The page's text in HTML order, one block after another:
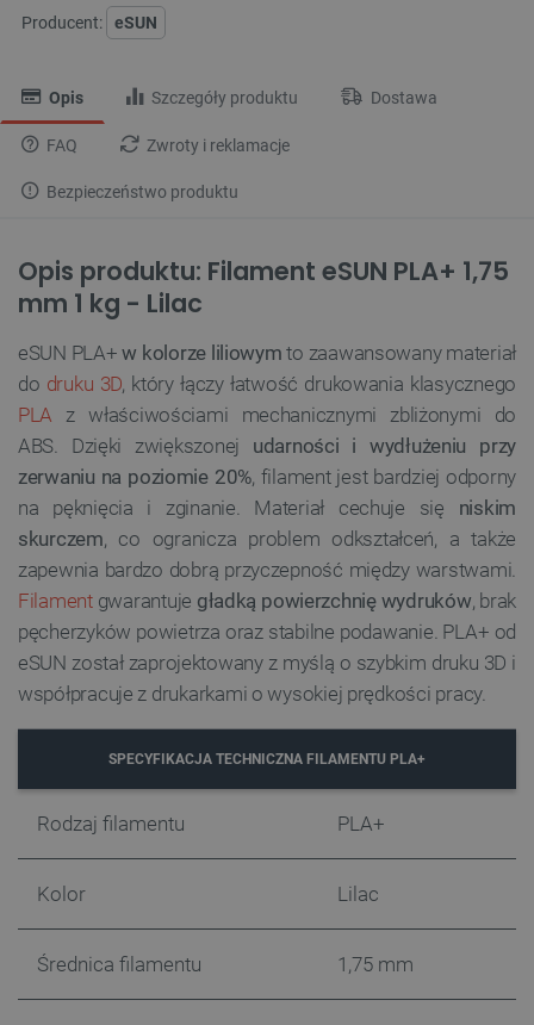
Producent: eSUN
Opis Szczegóły produktu Dostawa
FAQ Zwroty i reklamacje
Bezpieczeństwo produktu
Opis produktu: Filament eSUN PLA+ 1,75
mm 1 kg - Lilac
eSUN PLA+w kolorze liliowymto zaawansowany materiał
do druku 3D, który łączy łatwość drukowania klasycznego
PLA z właściwościami mechanicznymi zbliżonymi do
ABS. Dzięki zwiększonej udarności i wydłużeniu przy
zerwaniu na poziomie 20%, filament jest bardziej odporny
na pęknięcia i zginanie. Materiał cechuje się niskim
skurczem, co ogranicza problem odkształceń, a także
zapewnia bardzo dobrą przyczepność między warstwami.
Filamentgwarantuje gładką powierzchnię wydruków, brak
pęcherzyków powietrza oraz stabilne podawanie. PLA+ od
eSUN został zaprojektowany z myślą o szybkim druku 3D i
współpracuje z drukarkami o wysokiej prędkości pracy.
SPECYFIKACJA TECHNICZNA FILAMENTU PLA+
Rodzaj filamentu PLA+
Kolor Lilac
Średnica filamentu 1,75 mm